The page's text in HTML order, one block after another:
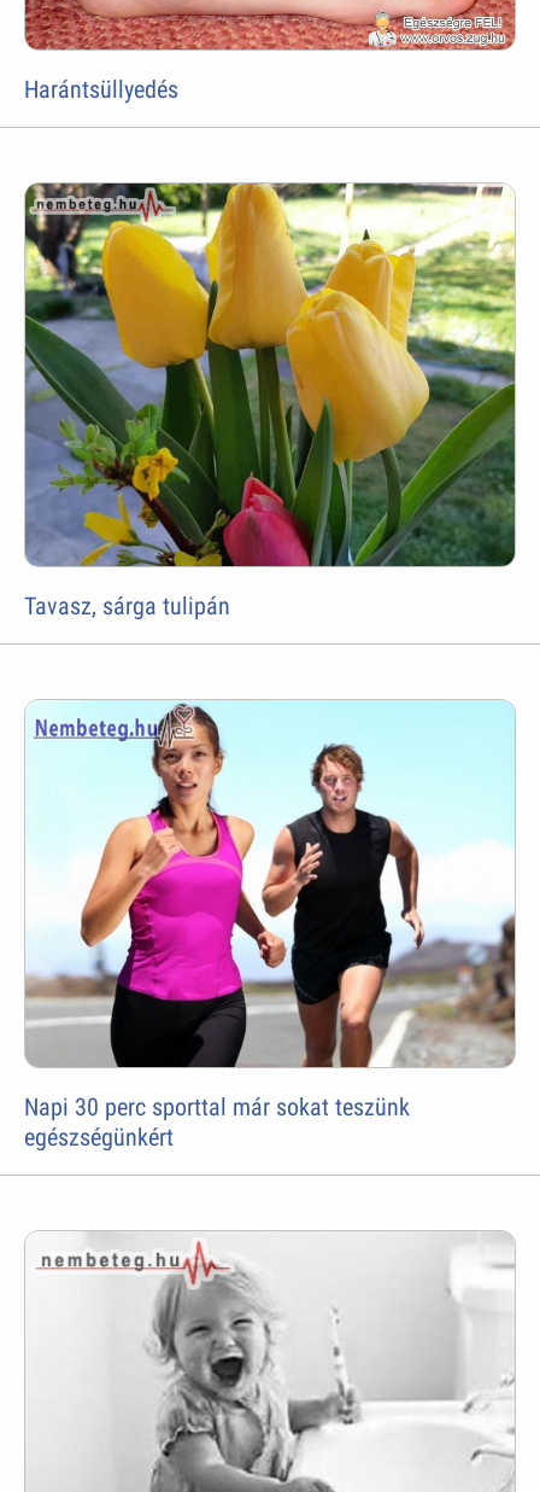
Harántsüllyedés
Tavasz, sárga tulipán
Napi 30 perc sporttal már sokat teszünk
egészségünkért